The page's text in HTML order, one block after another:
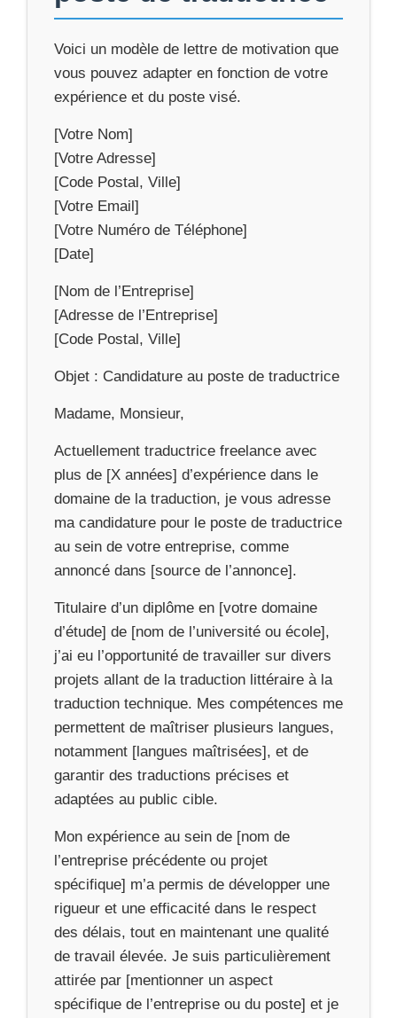
Voici un modèle de lettre de motivation que
vous pouvez adapter en fonction de votre
expérience et du poste visé.
[Votre Nom]
[Votre Adresse]
[Code Postal, Ville]
[Votre Email]
[Votre Numéro de Téléphone]
[Date]
[Nom de l’Entreprise]
[Adresse de l’Entreprise]
[Code Postal, Ville]
Objet : Candidature au poste de traductrice
Madame, Monsieur,
Actuellement traductrice freelance avec
plus de [X années] d’expérience dans le
domaine de la traduction, je vous adresse
ma candidature pour le poste de traductrice
au sein de votre entreprise, comme
annoncé dans [source de l’annonce].
Titulaire d’un diplôme en [votre domaine
d’étude] de [nom de l’université ou école],
j’ai eu l’opportunité de travailler sur divers
projets allant de la traduction littéraire à la
traduction technique. Mes compétences me
permettent de maîtriser plusieurs langues,
notamment [langues maîtrisées], et de
garantir des traductions précises et
adaptées au public cible.
Mon expérience au sein de [nom de
l’entreprise précédente ou projet
spécifique] m’a permis de développer une
rigueur et une efficacité dans le respect
des délais, tout en maintenant une qualité
de travail élevée. Je suis particulièrement
attirée par [mentionner un aspect
spécifique de l’entreprise ou du poste] et je